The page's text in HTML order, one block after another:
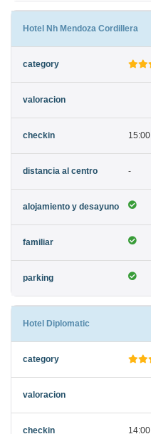
Hotel Nh Mendoza Cordillera
15:00
-
Hotel Diplomatic
14:00